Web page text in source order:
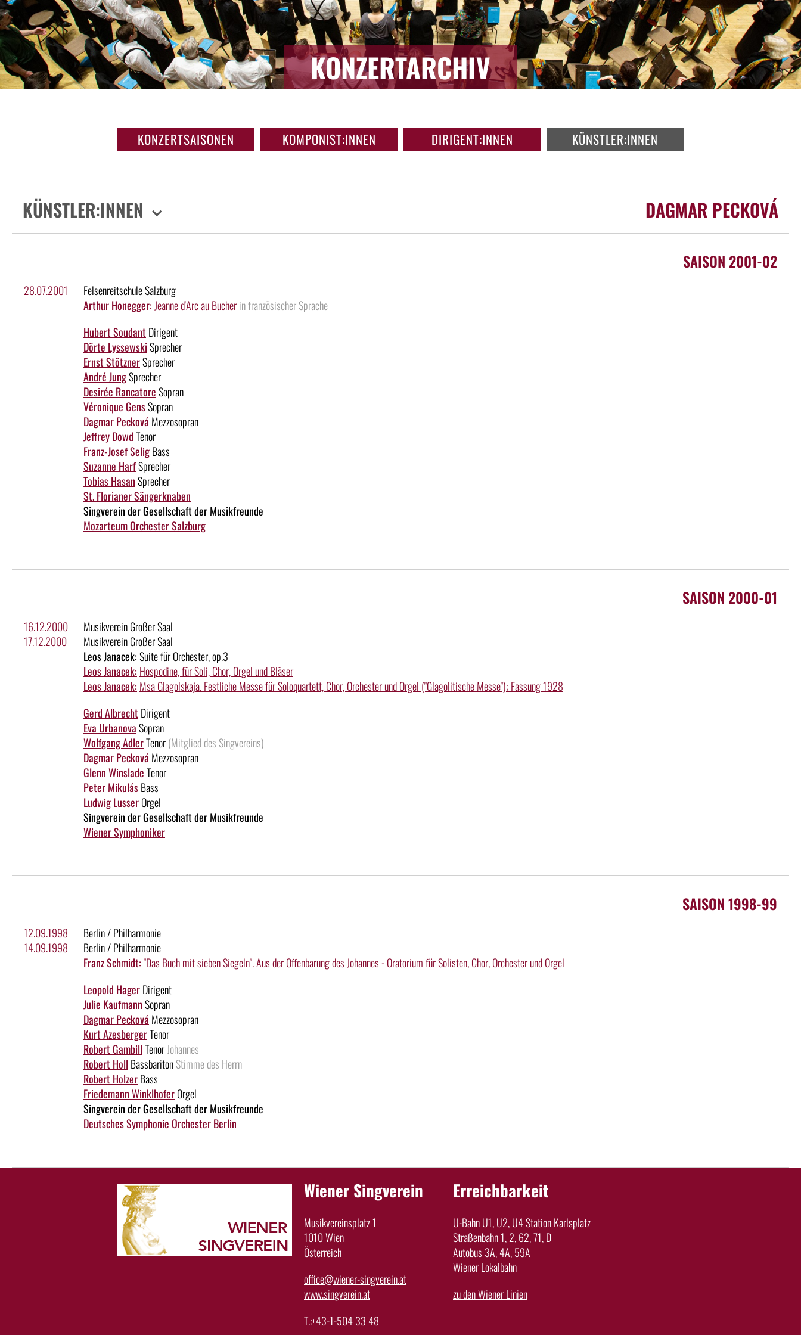
KONZERTARCHIV
KONZERTSAISONEN KOMPONIST:INNEN DIRIGENT:INNEN KÜNSTLER:INNEN
KÜNSTLER:INNEN DAGMAR PECKOVÁ
SAISON 2001-02
28.07.2001
Felsenreitschule Salzburg
Arthur Honegger:Jeanne d'Arc au Bucherin französischer Sprache
Hubert Soudant Dirigent
Dörte LyssewskiSprecher
Ernst StötznerSprecher
André JungSprecher
Desirée RancatoreSopran
Véronique GensSopran
Dagmar Pecková Mezzosopran
Jeffrey DowdTenor
Franz-Josef SeligBass
Suzanne HarfSprecher
Tobias HasanSprecher
St. Florianer Sängerknaben
Singverein der Gesellschaft der Musikfreunde
Mozarteum Orchester Salzburg
SAISON 2000-01
16.12.2000
Musikverein Großer Saal
17.12.2000
Musikverein Großer Saal
Leos Janacek:Suite für Orchester, op.3
Leos Janacek: Hospodine, für Soli, Chor, Orgel und Bläser
Leos Janacek: Msa Glagolskaja. Festliche Messe für Soloquartett, Chor, Orchester und Orgel ("Glagolitische Messe"); Fassung 1928
Gerd Albrecht Dirigent
Eva UrbanovaSopran
Wolfgang AdlerTenor(Mitglied des Singvereins)
Dagmar Pecková Mezzosopran
Glenn WinsladeTenor
Peter MikulásBass
Ludwig LusserOrgel
Singverein der Gesellschaft der Musikfreunde
Wiener Symphoniker
SAISON 1998-99
12.09.1998
Berlin / Philharmonie
14.09.1998
Berlin / Philharmonie
Franz Schmidt:"Das Buch mit sieben Siegeln". Aus der Offenbarung des Johannes - Oratorium für Solisten, Chor, Orchester und Orgel
Leopold HagerDirigent
Julie KaufmannSopran
Dagmar Pecková Mezzosopran
Kurt AzesbergerTenor
Robert GambillTenorJohannes
Robert Holl BassbaritonStimme des Herrn
Robert HolzerBass
Friedemann WinklhoferOrgel
Singverein der Gesellschaft der Musikfreunde
Deutsches Symphonie Orchester Berlin
Wiener Singverein
Musikvereinsplatz 1
1010 Wien
Österreich
office@wiener-singverein.at
www.singverein.at
T.:+43-1-504 33 48
Erreichbarkeit
U-Bahn U1, U2, U4 Station Karlsplatz
Straßenbahn 1, 2, 62, 71, D
Autobus 3A, 4A, 59A
Wiener Lokalbahn
zu den Wiener Linien